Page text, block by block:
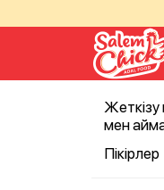
мен
Пікірлер